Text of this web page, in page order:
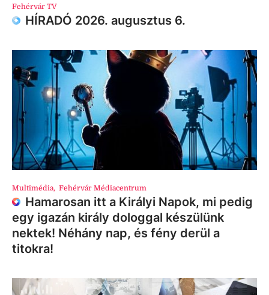
Fehérvár TV
HÍRADÓ 2026. augusztus 6.
Multimédia, Fehérvár Médiacentrum
Hamarosan itt a Királyi Napok, mi pedig
egy igazán király dologgal készülünk
nektek! Néhány nap, és fény derül a
titokra!